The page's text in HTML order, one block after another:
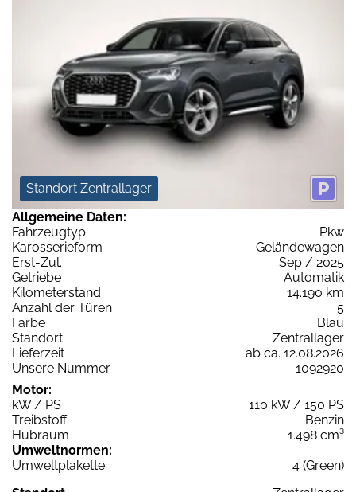
Standort Zentrallager
Allgemeine Daten:
Fahrzeugtyp
Pkw
Karosserieform
Geländewagen
Erst-Zul.
Sep / 2025
Getriebe
Automatik
Kilometerstand
14.190 km
Anzahl der Türen
5
Farbe
Blau
Standort
Zentrallager
Lieferzeit
ab ca. 12.08.2026
Unsere Nummer
1092920
Motor:
kW / PS
110 kW / 150 PS
Treibstoff
Benzin
Hubraum
1.498 cm³
Umweltnormen:
Umweltplakette
4 (Green)